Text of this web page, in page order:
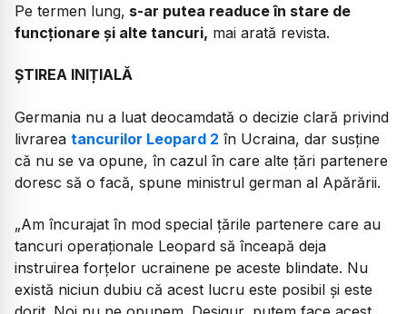
Pe termen lung, s-ar putea readuce în stare de
funcţionare şi alte tancuri, mai arată revista.
ȘTIREA INIȚIALĂ
Germania nu a luat deocamdată o decizie clară privind
livrarea tancurilor Leopard 2 în Ucraina, dar susține
că nu se va opune, în cazul în care alte țări partenere
doresc să o facă, spune ministrul german al Apărării.
„Am încurajat în mod special țările partenere care au
tancuri operaționale Leopard să înceapă deja
instruirea forțelor ucrainene pe aceste blindate. Nu
există niciun dubiu că acest lucru este posibil și este